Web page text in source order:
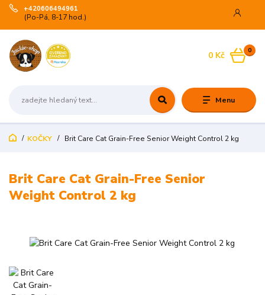
Menu
+420606494961
(Po-Pá, 8-17 hod.)
0
0 Kč
KOČKY Brit Care Cat Grain-Free Senior Weight Control 2 kg
Brit Care Cat Grain-Free Senior
Weight Control 2 kg